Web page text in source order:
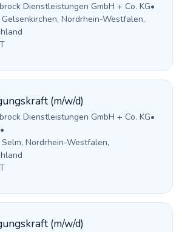
Dienstleistungen GmbH + Co. KG•
Nordrhein-Westfalen,
(m/w/d)
Dienstleistungen GmbH + Co. KG•
•
Selm, Nordrhein-Westfalen,
(m/w/d)